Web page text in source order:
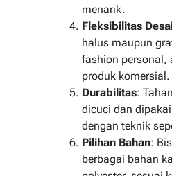
menarik.
Fleksibilitas
halus maupun
fashion personal,
produk komersial.
Durabilitas:
dicuci dan
dengan teknik
Pilihan Bahan:
berbagai bahan